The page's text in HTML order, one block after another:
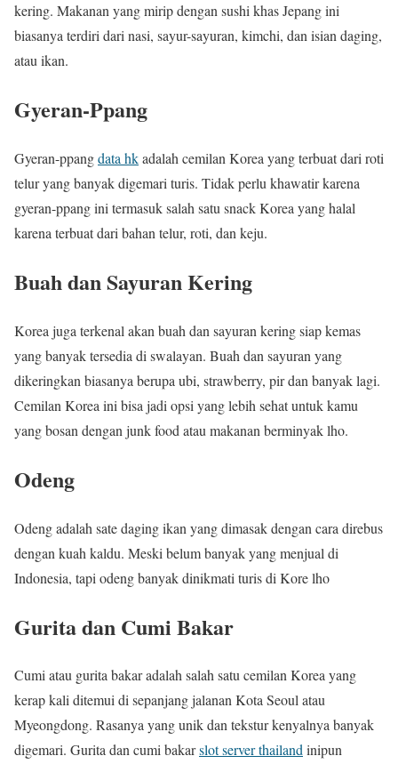
kering. Makanan yang mirip dengan sushi khas Jepang ini
biasanya terdiri dari nasi, sayur-sayuran, kimchi, dan isian daging,
atau ikan.
Gyeran-Ppang
Gyeran-ppangdata hkadalah cemilan Korea yang terbuat dari roti
telur yang banyak digemari turis. Tidak perlu khawatir karena
gyeran-ppang ini termasuk salah satu snack Korea yang halal
karena terbuat dari bahan telur, roti, dan keju.
Buah dan Sayuran Kering
Korea juga terkenal akan buah dan sayuran kering siap kemas
yang banyak tersedia di swalayan. Buah dan sayuran yang
dikeringkan biasanya berupa ubi, strawberry, pir dan banyak lagi.
Cemilan Korea ini bisa jadi opsi yang lebih sehat untuk kamu
yang bosan dengan junk food atau makanan berminyak lho.
Odeng
Odeng adalah sate daging ikan yang dimasak dengan cara direbus
dengan kuah kaldu. Meski belum banyak yang menjual di
Indonesia, tapi odeng banyak dinikmati turis di Kore lho
Gurita dan Cumi Bakar
Cumi atau gurita bakar adalah salah satu cemilan Korea yang
kerap kali ditemui di sepanjang jalanan Kota Seoul atau
Myeongdong. Rasanya yang unik dan tekstur kenyalnya banyak
digemari. Gurita dan cumi bakarslot server thailandinipun